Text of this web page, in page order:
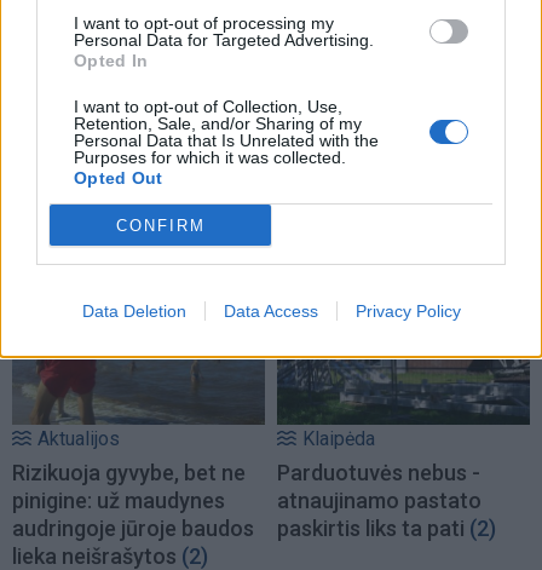
I want to opt-out of processing my
Personal Data for Targeted Advertising.
Opted In
I want to opt-out of Collection, Use,
Retention, Sale, and/or Sharing of my
Personal Data that Is Unrelated with the
Purposes for which it was collected.
Opted Out
CONFIRM
Data Deletion Data Access Privacy Policy
Smurtas artimoje
aplinkoje: orderiai nuo
tragedijų neapsaugo,
norima griežtinti
Šauktinių universitetai
neskriaus(3)
Aktualijos
Rizikuoja gyvybe, bet ne
pinigine: už maudynes
audringoje jūroje baudos
lieka neišrašytos (2)
Klaipėda
Parduotuvės nebus -
atnaujinamo pastato
paskirtis liks ta pati (2)